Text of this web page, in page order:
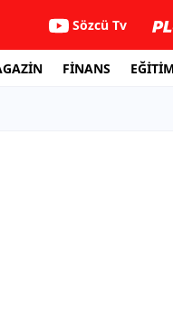
Sözcü Tv
FİNANS EĞİTİM